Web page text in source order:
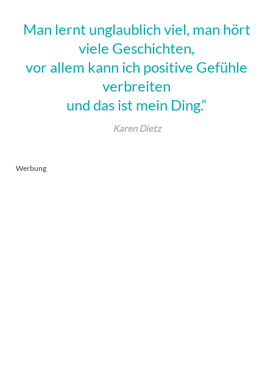
Man lernt unglaublich viel, man hört
viele Geschichten,
vor allem kann ich positive Gefühle
verbreiten
und das ist mein Ding.“
Karen Dietz
Werbung